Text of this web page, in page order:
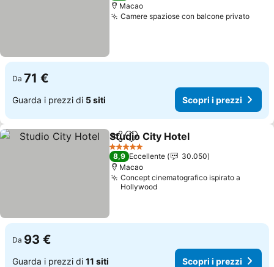
Macao
Camere spaziose con balcone privato
Da 71 €
Guarda i prezzi di 5 siti Scopri i prezzi
CondividiAggiungi ai preferiti
Studio City Hotel
5 Stelle
8,9 Eccellente
30.050
Macao
Concept cinematografico ispirato a
Hollywood
Da 93 €
Guarda i prezzi di 11 siti Scopri i prezzi